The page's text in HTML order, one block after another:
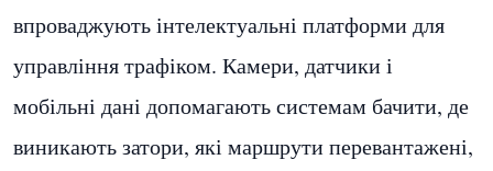
впроваджують інтелектуальні платформи для
управління трафіком. Камери, датчики і
мобільні дані допомагають системам бачити, де
виникають затори, які маршрути перевантажені,